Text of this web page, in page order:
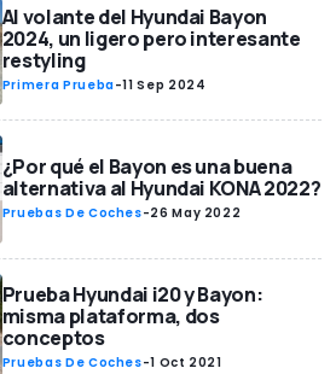
Al volante del Hyundai Bayon
2024, un ligero pero interesante
restyling
Primera Prueba-11 Sep 2024
¿Por qué el Bayon es una buena
alternativa al Hyundai KONA 2022?
Pruebas De Coches-26 May 2022
Prueba Hyundai i20 y Bayon:
misma plataforma, dos
conceptos
Pruebas De Coches-1 Oct 2021